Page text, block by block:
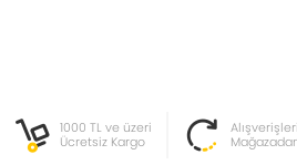
1000 TL ve üzeri
Ücretsiz Kargo